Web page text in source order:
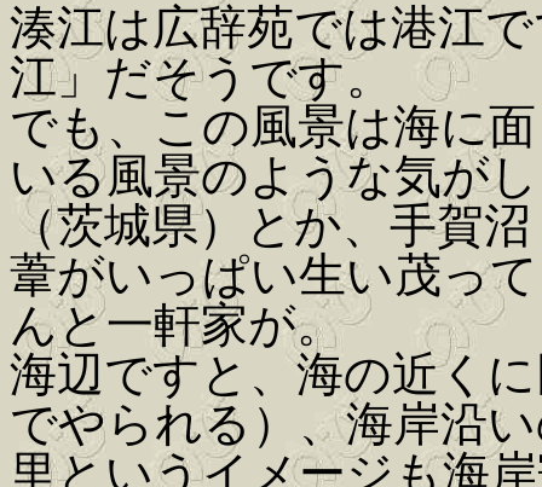
湊江は広辞苑では港江
江」だそうです。
でも、この風景は海に
いる風景のような気が
（茨城県）とか、手賀
葦がいっぱい生い茂っ
んと一軒家が。
海辺ですと、海の近く
でやられる）、海岸沿
里というイメージも海